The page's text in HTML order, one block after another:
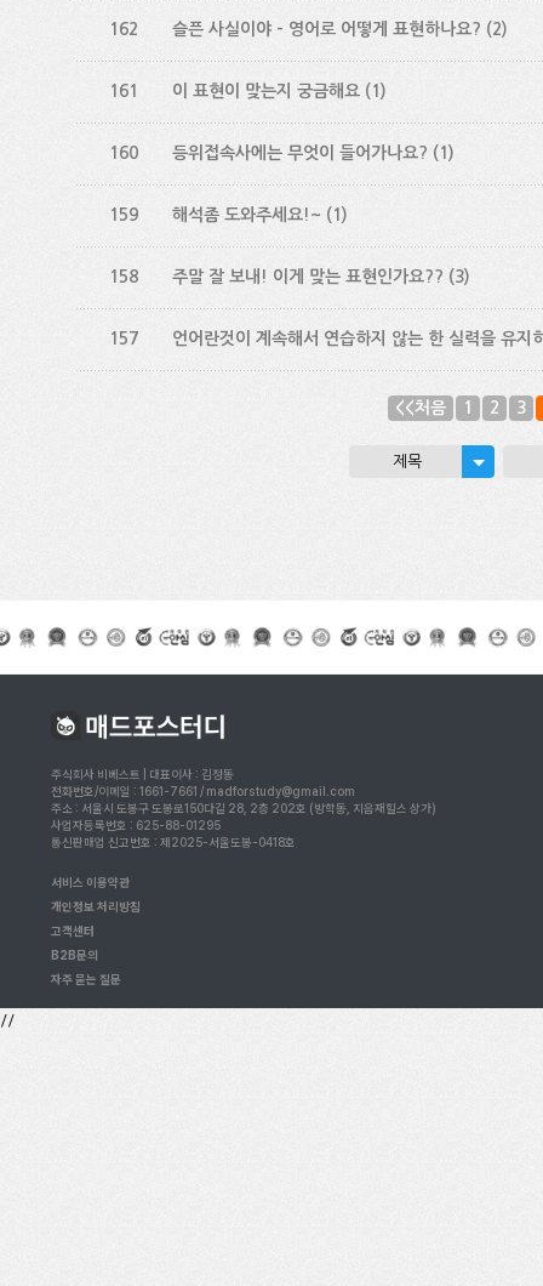
162 슬픈 사실이야 - 영어로 어떻게 표현하나요? (2)
161 이 표현이 맞는지 궁금해요 (1)
160 등위접속사에는 무엇이 들어가나요? (1)
159 해석좀 도와주세요!~ (1)
158 주말 잘 보내! 이게 맞는 표현인가요?? (3)
157 언어란것이 계속해서 연습하지 않는 한 실력을 유지
<<처음 1 2 3
제목
주식회사 비베스트 | 대표이사 : 김정동
전화번호/이메일 : 1661-7661 / madforstudy@gmail.com
주소 : 서울시 도봉구 도봉로150다길 28, 2층 202호 (방학동, 지음재힐스 상가)
사업자등록번호 : 625-88-01295
통신판매업 신고번호 : 제2025-서울도봉-0418호
서비스 이용약관
개인정보 처리방침
고객센터
B2B문의
자주 묻는 질문
//